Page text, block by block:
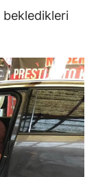
bekledikleri